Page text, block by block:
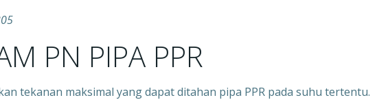
PN PIPA PPR
tekanan maksimal yang dapat ditahan pipa PPR pada suhu tertentu.